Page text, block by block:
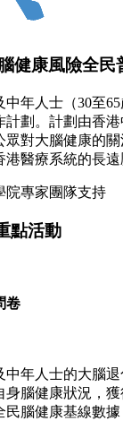
健康風險全民
年人士（30至
計劃。計劃由香
眾對大腦健康的
醫療系統的長遠
院專家團隊支持
點活動
卷
中年人士的大腦
身腦健康狀況，
民腦健康基線數